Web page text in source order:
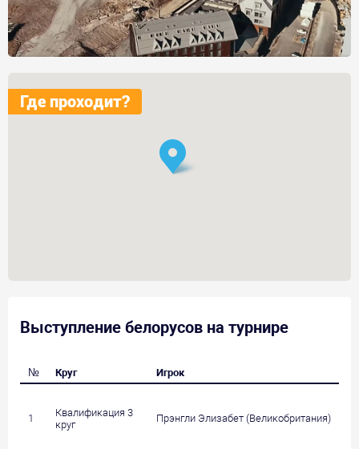
Где проходит?
Выступление белорусов на турнире
№ Круг Игрок
1
Квалификация 3
круг
Прэнгли Элизабет (Великобритания)